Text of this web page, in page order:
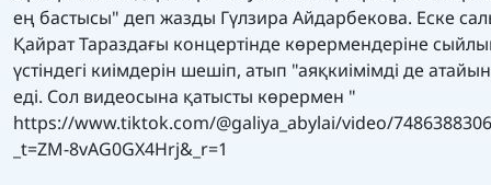
ең бастысы" деп жазды Гүлзира Айдарбекова. Еске
Қайрат Тараздағы концертінде көрермендеріне
үстіндегі киімдерін шешіп, атып "аяқкиімімді де
еді. Сол видеосына қатысты көрермен "
https://www.tiktok.com/@galiya_abylai/video/
_t=ZM-8vAG0GX4Hrj&_r=1